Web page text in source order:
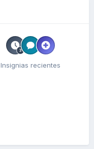
Insignias recientes